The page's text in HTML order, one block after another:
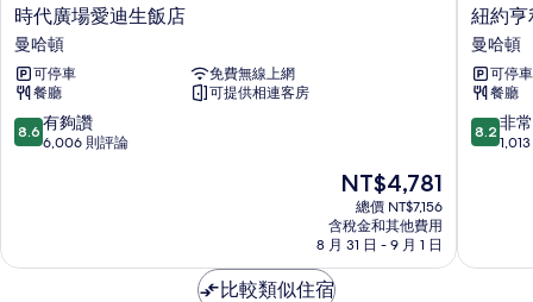
時
代
廣
場
愛
迪
生
時代廣場愛迪生飯店
曼哈頓
可停車
免費無線上網
餐廳
可提供相連客房
8.6
分，
夠
8.6 有夠讚
6,006 則評論
現
價
格
為
NT$4,781
總價 NT$7,156
含稅金和其他費用
8 月 31 日 - 9 月 1 日
紐
約
亨
利
飯
店
曼
紐約亨
曼哈頓
可停車
餐廳
8.2
分，
常
8.2 非
比較類似住宿